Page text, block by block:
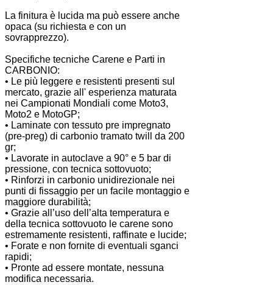
La finitura è lucida ma può essere anche
opaca (su richiesta e con un
sovrapprezzo).
Specifiche tecniche Carene e Parti in
CARBONIO:
• Le più leggere e resistenti presenti sul
mercato, grazie all' esperienza maturata
nei Campionati Mondiali come Moto3,
Moto2 e MotoGP;
• Laminate con tessuto pre impregnato
(pre-preg) di carbonio tramato twill da 200
gr;
• Lavorate in autoclave a 90° e 5 bar di
pressione, con tecnica sottovuoto;
• Rinforzi in carbonio unidirezionale nei
punti di fissaggio per un facile montaggio e
maggiore durabilità;
• Grazie all’uso dell’alta temperatura e
della tecnica sottovuoto le carene sono
estremamente resistenti, raffinate e lucide;
• Forate e non fornite di eventuali sganci
rapidi;
• Pronte ad essere montate, nessuna
modifica necessaria.